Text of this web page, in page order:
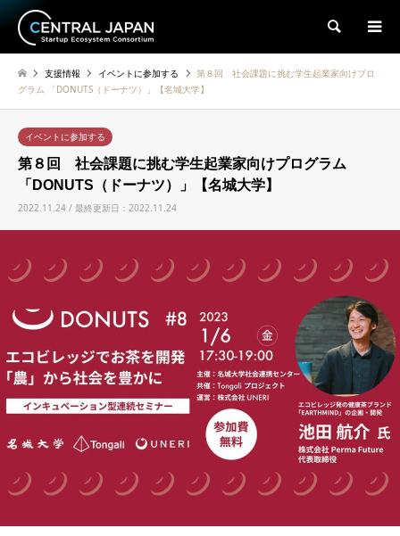
検索
支援情報 イベントに参加する
第８回 社会課題に挑む学生起業家向けプロ
グラム 「DONUTS（ドーナツ）」【名城大学】
イベントに参加する
第８回 社会課題に挑む学生起業家向けプログラム
「DONUTS（ドーナツ）」【名城大学】
2022.11.24 / 最終更新日：2022.11.24